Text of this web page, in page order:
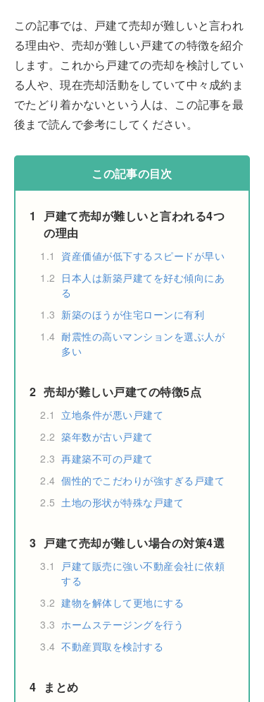
この記事では、戸建て売却が難しいと言われ
る理由や、売却が難しい戸建ての特徴を紹介
します。これから戸建ての売却を検討してい
る人や、現在売却活動をしていて中々成約ま
でたどり着かないという人は、この記事を最
後まで読んで参考にしてください。
この記事の目次
1
戸建て売却が難しいと言われる4つ
の理由
1.1
資産価値が低下するスピードが早い
1.2 日本人は新築戸建てを好む傾向にあ
る
1.3 新築のほうが住宅ローンに有利
1.4 耐震性の高いマンションを選ぶ人が
多い
2 売却が難しい戸建ての特徴5点
2.1
立地条件が悪い戸建て
2.2 築年数が古い戸建て
2.3 再建築不可の戸建て
2.4 個性的でこだわりが強すぎる戸建て
2.5 土地の形状が特殊な戸建て
3 戸建て売却が難しい場合の対策4選
3.1
戸建て販売に強い不動産会社に依頼
する
3.2 建物を解体して更地にする
3.3 ホームステージングを行う
3.4 不動産買取を検討する
4 まとめ